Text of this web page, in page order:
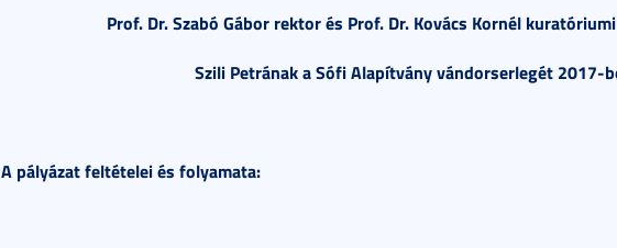
Prof. Dr. Szabó Gábor rektor és Prof. Dr. Kovács Kornél
Szili Petrának a Sófi Alapítvány vándorserlegét 2017-
A pályázat feltételei és folyamata: